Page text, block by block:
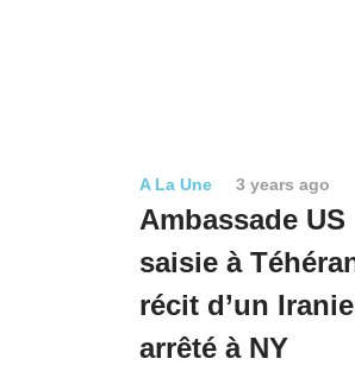
A La Une 3 years ago
Ambassade US
saisie à
récit d’un
arrêté à NY